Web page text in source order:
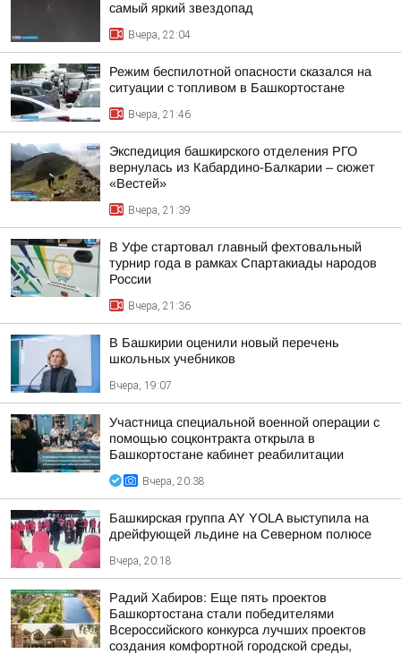
самый яркий звездопад
Вчера, 22:04
Режим беспилотной опасности сказался на
ситуации с топливом в Башкортостане
Вчера, 21:46
Экспедиция башкирского отделения РГО
вернулась из Кабардино-Балкарии – сюжет
«Вестей»
Вчера, 21:39
В Уфе стартовал главный фехтовальный
турнир года в рамках Спартакиады народов
России
Вчера, 21:36
В Башкирии оценили новый перечень
школьных учебников
Вчера, 19:07
Участница специальной военной операции с
помощью соцконтракта открыла в
Башкортостане кабинет реабилитации
Вчера, 20:38
Башкирская группа AY YOLA выступила на
дрейфующей льдине на Северном полюсе
Вчера, 20:18
Радий Хабиров: Еще пять проектов
Башкортостана стали победителями
Всероссийского конкурса лучших проектов
создания комфортной городской среды,